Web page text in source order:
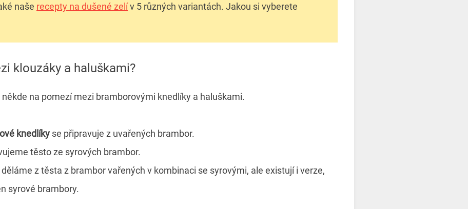
naše recepty na dušené zelív 5 různých variantách. Jakou si vyberete
klouzáky a haluškami?
na pomezí mezi bramborovými knedlíky a haluškami.
knedlíky se připravuje z uvařených brambor.
těsto ze syrových brambor.
děláme z těsta z brambor vařených v kombinaci se syrovými, ale existují i verze,
syrové brambory.